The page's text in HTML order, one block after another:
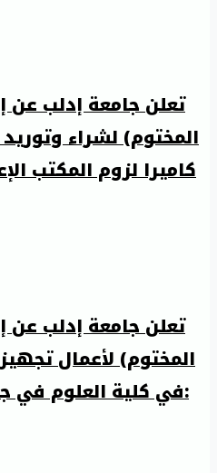
تعلن جامعة إدلب عن
المختوم) لشراء
كاميرا لزوم المكتب
تعلن جامعة إدلب عن
المختوم) لأعمال
في كلية العلوم في جامعة ادلب وفق الآتي: